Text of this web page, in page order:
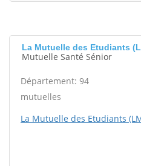
La Mutuelle des Etudiants
Mutuelle Santé Sénior
Département: 94
mutuelles
La Mutuelle des Etudiants